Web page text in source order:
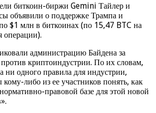
биткоин-биржи Gemini Тайлер и
объявили о поддержке Трампа и
$1 млн в биткоинах (по 15,47 BTC на
операции).
администрацию Байдена за
криптоиндустрии. По их словам,
ни одного правила для индустрии,
либо из ее участников понять, как
правовой базе для этой новой